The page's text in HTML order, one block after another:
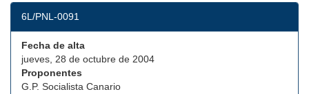
6L/PNL-0091
Fecha de alta
jueves, 28 de octubre de 2004
Proponentes
G.P. Socialista Canario